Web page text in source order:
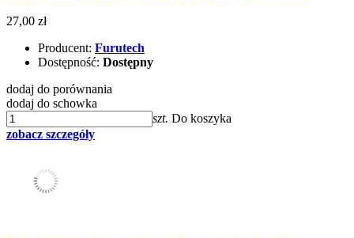
27,00 zł
Producent: Furutech
Dostępność: Dostępny
dodaj do porównania
dodaj do schowka
szt. Do koszyka
zobacz szczegóły